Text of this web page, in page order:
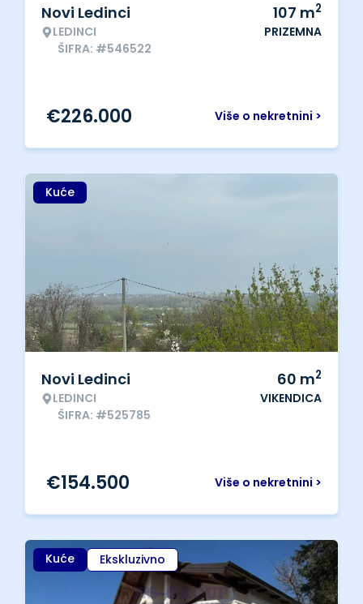
Novi Ledinci
LEDINCI
ŠIFRA: #546522
107 m2
PRIZEMNA
Više o nekretnini >
€226.000
Kuće
Novi Ledinci
LEDINCI
ŠIFRA: #525785
60 m2
VIKENDICA
Više o nekretnini >
€154.500
Kuće Ekskluzivno